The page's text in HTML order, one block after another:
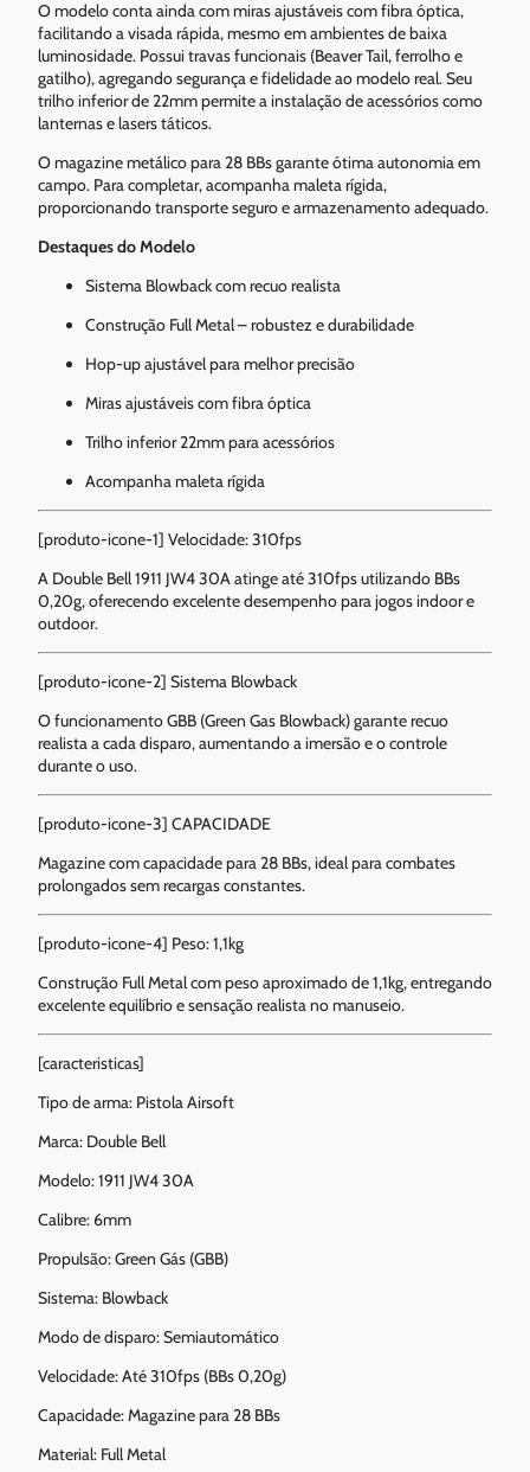
O modelo conta ainda com miras ajustáveis com fibra óptica,
facilitando a visada rápida, mesmo em ambientes de baixa
luminosidade. Possui travas funcionais (Beaver Tail, ferrolho e
gatilho), agregando segurança e fidelidade ao modelo real. Seu
trilho inferior de 22mm permite a instalação de acessórios como
lanternas e lasers táticos.
O magazine metálico para 28 BBs garante ótima autonomia em
campo. Para completar, acompanha maleta rígida,
proporcionando transporte seguro e armazenamento adequado.
Destaques do Modelo
Sistema Blowback com recuo realista
Construção Full Metal – robustez e durabilidade
Hop-up ajustável para melhor precisão
Miras ajustáveis com fibra óptica
Trilho inferior 22mm para acessórios
Acompanha maleta rígida
[produto-icone-1] Velocidade: 310fps
A Double Bell 1911 JW4 30A atinge até 310fps utilizando BBs
0,20g, oferecendo excelente desempenho para jogos indoor e
outdoor.
[produto-icone-2] Sistema Blowback
O funcionamento GBB (Green Gas Blowback) garante recuo
realista a cada disparo, aumentando a imersão e o controle
durante o uso.
[produto-icone-3] CAPACIDADE
Magazine com capacidade para 28 BBs, ideal para combates
prolongados sem recargas constantes.
[produto-icone-4] Peso: 1,1kg
Construção Full Metal com peso aproximado de 1,1kg, entregando
excelente equilíbrio e sensação realista no manuseio.
[caracteristicas]
Tipo de arma: Pistola Airsoft
Marca: Double Bell
Modelo: 1911 JW4 30A
Calibre: 6mm
Propulsão: Green Gás (GBB)
Sistema: Blowback
Modo de disparo: Semiautomático
Velocidade: Até 310fps (BBs 0,20g)
Capacidade: Magazine para 28 BBs
Material: Full Metal